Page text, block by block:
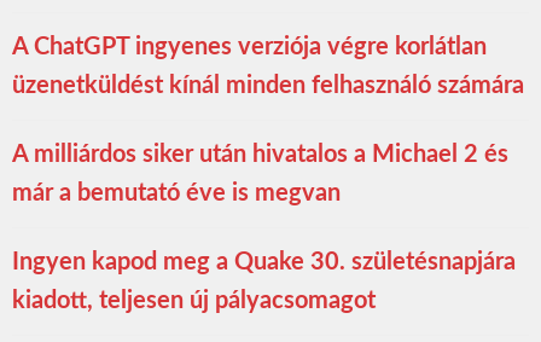
A ChatGPT ingyenes verziója végre korlátlan
üzenetküldést kínál minden felhasználó számára
A milliárdos siker után hivatalos a Michael 2 és
már a bemutató éve is megvan
Ingyen kapod meg a Quake 30. születésnapjára
kiadott, teljesen új pályacsomagot